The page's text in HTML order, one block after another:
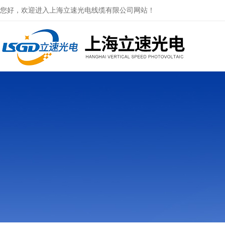
您好，欢迎进入上海立速光电线缆有限公司网站！